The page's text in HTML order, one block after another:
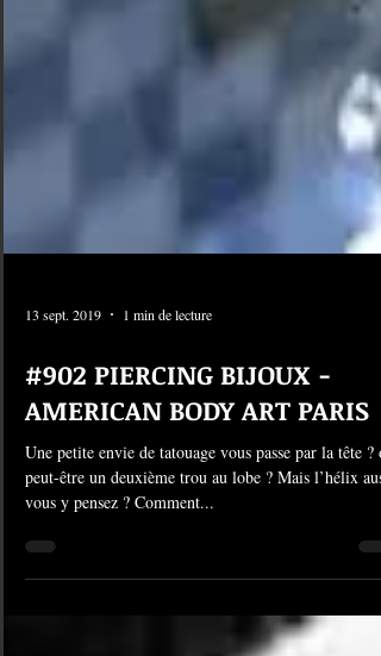
13 sept. 2019 1 min de lecture
#902 PIERCING BIJOUX -
AMERICAN BODY ART PARIS
peut-être un deuxième trou au lobe ? Mais l’hélix
vous y pensez ? Comment...